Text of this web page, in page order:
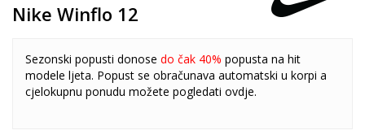
Nike Winflo 12
Sezonski popusti donose do čak 40% popusta na hit
modele ljeta. Popust se obračunava automatski u korpi a
cjelokupnu ponudu možete pogledati ovdje.